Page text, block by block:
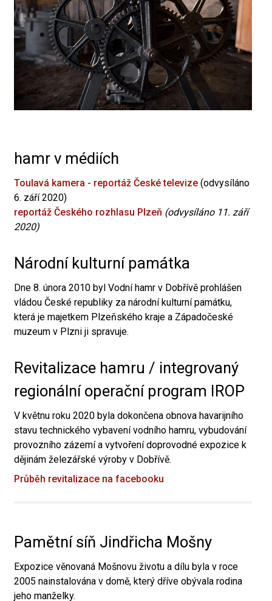
hamr v médiích
Toulavá kamera - reportáž České televize (odvysíláno
6. září 2020)
reportáž Českého rozhlasu Plzeň (odvysíláno 11. září
2020)
Národní kulturní památka
Dne 8. února 2010 byl Vodní hamr v Dobřívě prohlášen
vládou České republiky za národní kulturní památku,
která je majetkem Plzeňského kraje a Západočeské
muzeum v Plzni ji spravuje.
Revitalizace hamru / integrovaný
regionální operační program IROP
V květnu roku 2020 byla dokončena obnova havarijního
stavu technického vybavení vodního hamru, vybudování
provozního zázemí a vytvoření doprovodné expozice k
dějinám železářské výroby v Dobřívě.
Průběh revitalizace na facebooku
Pamětní síň Jindřicha Mošny
Expozice věnovaná Mošnovu životu a dílu byla v roce
2005 nainstalována v domě, který dříve obývala rodina
jeho manželky.